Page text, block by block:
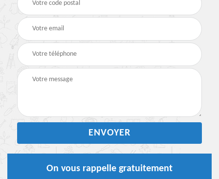
On vous rappelle gratuitement